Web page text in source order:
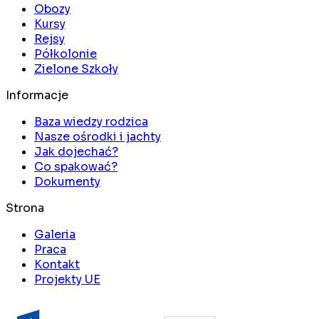
Obozy
Kursy
Rejsy
Półkolonie
Zielone Szkoły
Informacje
Baza wiedzy rodzica
Nasze ośrodki i jachty
Jak dojechać?
Co spakować?
Dokumenty
Strona
Galeria
Praca
Kontakt
Projekty UE